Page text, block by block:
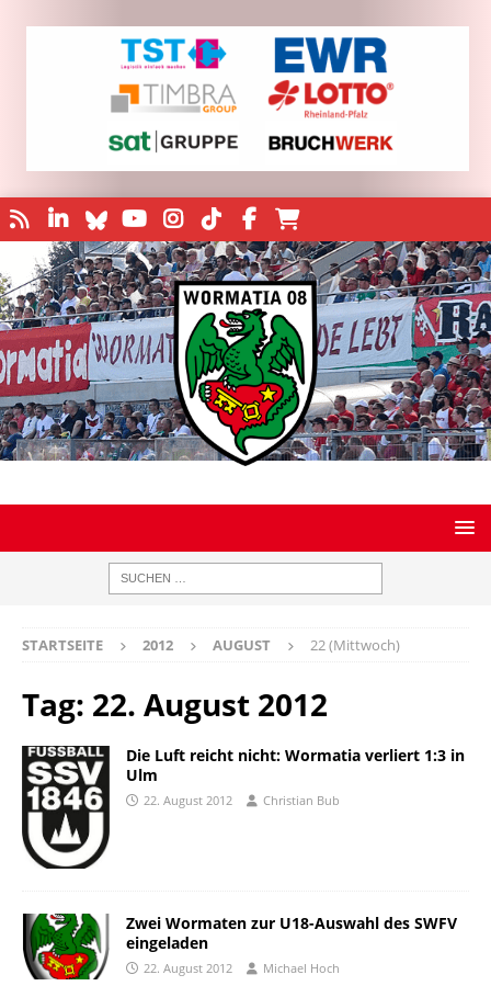
STARTSEITE 2012 AUGUST 22 (Mittwoch)
Tag: 22. August 2012
Die Luft reicht nicht: Wormatia verliert 1:3 in
Ulm
22. August 2012 Christian Bub
Zwei Wormaten zur U18-Auswahl des SWFV
eingeladen
22. August 2012 Michael Hoch